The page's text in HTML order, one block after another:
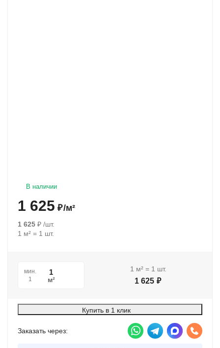
В наличии
1 625 ₽/м²
1 625 ₽ /шт.
1 м² = 1 шт.
мин.
1
м²
1 м² = 1 шт.
1 625 ₽
Купить в 1 клик
Заказать через: